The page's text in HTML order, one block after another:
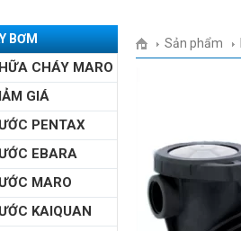
BƠM
CHÁY MARO
GIÁ
PENTAX
EBARA
MARO
KAIQUAN
Sản phẩm